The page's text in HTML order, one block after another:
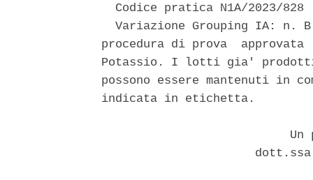
  Codice pratica N1A/2023/828
Variazione Grouping IA: n.
procedura di prova
Potassio. I lotti gia'
possono essere mantenuti in
indicata in etichetta.
Un